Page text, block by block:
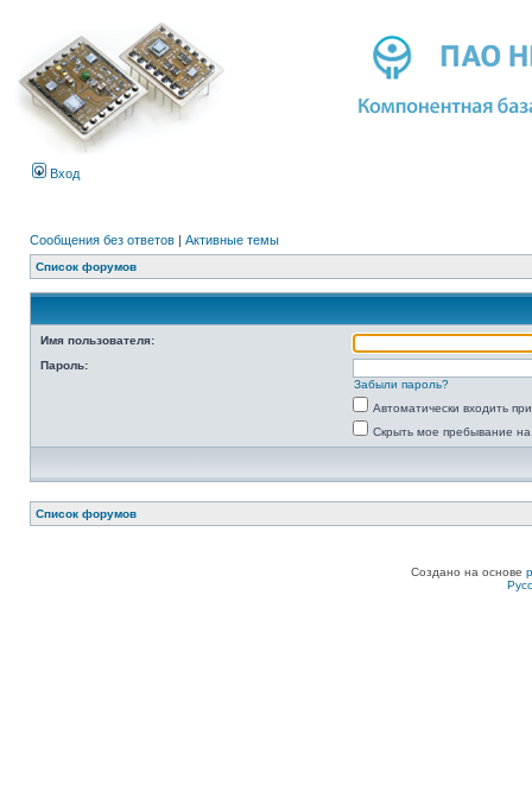
Вход
Сообщения без ответов | Активные темы
Список форумов
Имя пользователя:
Пароль:
Забыли пароль?
Автоматически входить
Скрыть мое пребывание
Список форумов
Создано на основе